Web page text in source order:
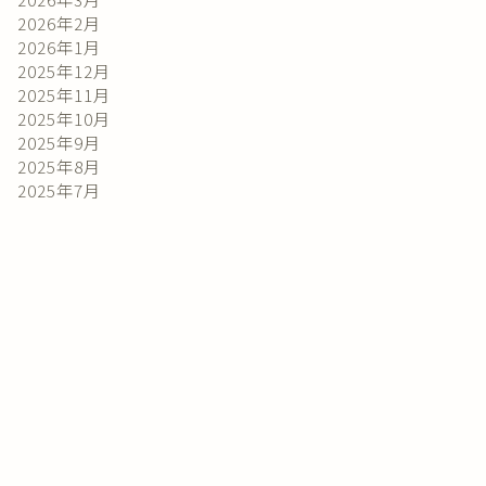
2026年2月
2026年1月
2025年12月
2025年11月
2025年10月
2025年9月
2025年8月
2025年7月